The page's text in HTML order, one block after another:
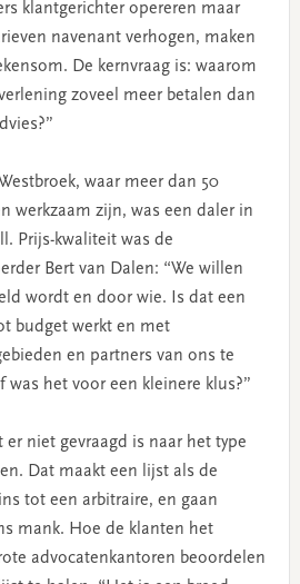
klantgerichter opereren maar
navenant verhogen, maken
De kernvraag is: waarom
zoveel meer betalen dan
waar meer dan 50
werkzaam zijn, was een daler in
Prijs-kwaliteit was de
Bert van Dalen: “We willen
wordt en door wie. Is dat een
budget werkt en met
en partners van ons te
was het voor een kleinere klus?”
niet gevraagd is naar het type
Dat maakt een lijst als de
tot een arbitraire, en gaan
mank. Hoe de klanten het
advocatenkantoren beoordelen